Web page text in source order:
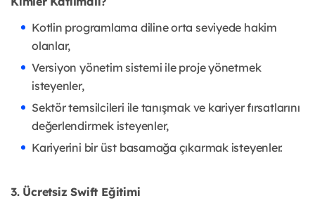
Kotlin programlama diline orta seviyede hakim
olanlar,
Versiyon yönetim sistemi ile proje yönetmek
isteyenler,
Sektör temsilcileri ile tanışmak ve kariyer fırsatlarını
değerlendirmek isteyenler,
Kariyerini bir üst basamağa çıkarmak isteyenler.
3. Ücretsiz Swift Eğitimi